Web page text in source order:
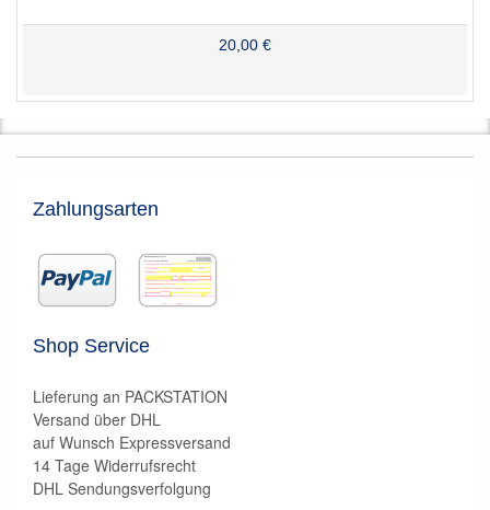
20,00 €
Zahlungsarten
Shop Service
Lieferung an PACKSTATION
Versand über DHL
auf Wunsch Expressversand
14 Tage Widerrufsrecht
DHL Sendungsverfolgung